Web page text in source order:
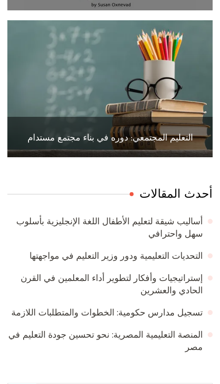
التعليم المجتمعي: دوره في بناء مجتمع مستدام
أحدث المقالات
أساليب شيقة لتعليم الأطفال اللغة الإنجليزية بأسلوب
سهل واحترافي
التحديات التعليمية ودور وزير التعليم في مواجهتها
إستراتيجيات وأفكار لتطوير أداء المعلمين في القرن
الحادي والعشرين
تسجيل مدارس حكومية: الخطوات والمتطلبات اللازمة
المنصة التعليمية المصرية: نحو تحسين جودة التعليم في
مصر